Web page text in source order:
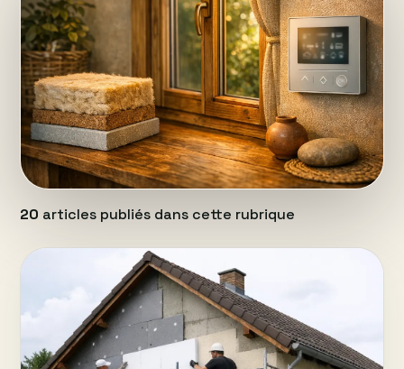
20 articles publiés dans cette rubrique